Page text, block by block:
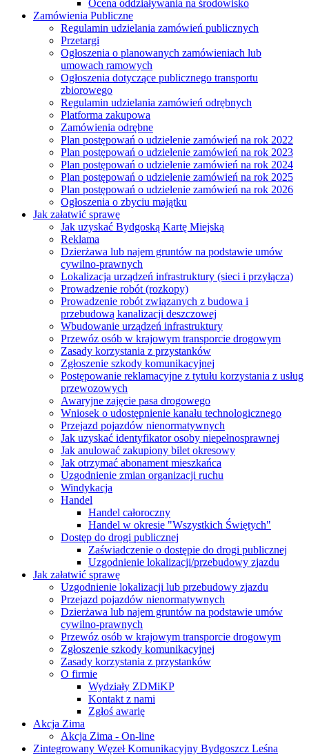
Ocena oddziaływania na środowisko
Zamówienia Publiczne
Regulamin udzielania zamówień publicznych
Przetargi
Ogłoszenia o planowanych zamówieniach lub
umowach ramowych
Ogłoszenia dotyczące publicznego transportu
zbiorowego
Regulamin udzielania zamówień odrębnych
Platforma zakupowa
Zamówienia odrębne
Plan postępowań o udzielenie zamówień na rok 2022
Plan postępowań o udzielenie zamówień na rok 2023
Plan postępowań o udzielenie zamówień na rok 2024
Plan postępowań o udzielenie zamówień na rok 2025
Plan postępowań o udzielenie zamówień na rok 2026
Ogłoszenia o zbyciu majątku
Jak załatwić sprawę
Jak uzyskać Bydgoską Kartę Miejską
Reklama
Dzierżawa lub najem gruntów na podstawie umów
cywilno-prawnych
Lokalizacja urządzeń infrastruktury (sieci i przyłącza)
Prowadzenie robót (rozkopy)
Prowadzenie robót związanych z budowa i
przebudową kanalizacji deszczowej
Wbudowanie urządzeń infrastruktury
Przewóz osób w krajowym transporcie drogowym
Zasady korzystania z przystanków
Zgłoszenie szkody komunikacyjnej
Postępowanie reklamacyjne z tytułu korzystania z usług
przewozowych
Awaryjne zajęcie pasa drogowego
Wniosek o udostępnienie kanału technologicznego
Przejazd pojazdów nienormatywnych
Jak uzyskać identyfikator osoby niepełnosprawnej
Jak anulować zakupiony bilet okresowy
Jak otrzymać abonament mieszkańca
Uzgodnienie zmian organizacji ruchu
Windykacja
Handel
Handel całoroczny
Handel w okresie "Wszystkich Świętych"
Dostęp do drogi publicznej
Zaświadczenie o dostępie do drogi publicznej
Uzgodnienie lokalizacji/przebudowy zjazdu
Jak załatwić sprawę
Uzgodnienie lokalizacji lub przebudowy zjazdu
Przejazd pojazdów nienormatywnych
Dzierżawa lub najem gruntów na podstawie umów
cywilno-prawnych
Przewóz osób w krajowym transporcie drogowym
Zgłoszenie szkody komunikacyjnej
Zasady korzystania z przystanków
O firmie
Wydziały ZDMiKP
Kontakt z nami
Zgłoś awarię
Akcja Zima
Akcja Zima - On-line
Zintegrowany Węzeł Komunikacyjny Bydgoszcz Leśna